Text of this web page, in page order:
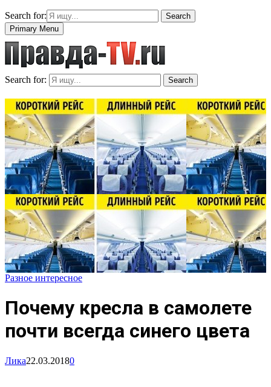
Search for:
Search
Primary Menu
Search for: Search
Разное интересное
Почему кресла в самолете
почти всегда синего цвета
Лика22.03.20180